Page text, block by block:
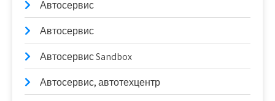
Автосервис
Автосервис
Автосервис Sandbox
Автосервис, автотехцентр